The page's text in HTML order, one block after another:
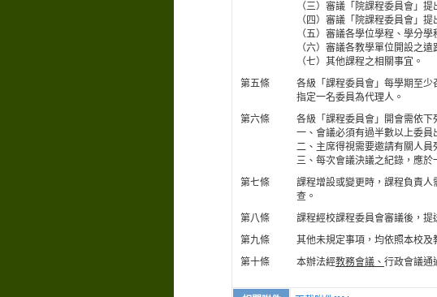
（三）審議「院課程委員會」
（四）審議「院課程委員會」
（五）審議各學位學程、學分學
（六）審議各教學單位開設之遠
（七）其他課程之相關事宜。
第五條
各級「課程委員會」每學期至
指定一名委員為代理人。
第六條
各級「課程委員會」開會需依下
一、會議必須有過半數以上委員
二、主席得視需要邀請有關人員
三、每次會議決議之紀錄，應於
第七條
課程增設或變更時，課程負責
查。
第八條
課程經校課程委員會審議後，提
第九條
其他未規定事項，均依照本校及
第十條
本辦法經教務會議、 行政會議通